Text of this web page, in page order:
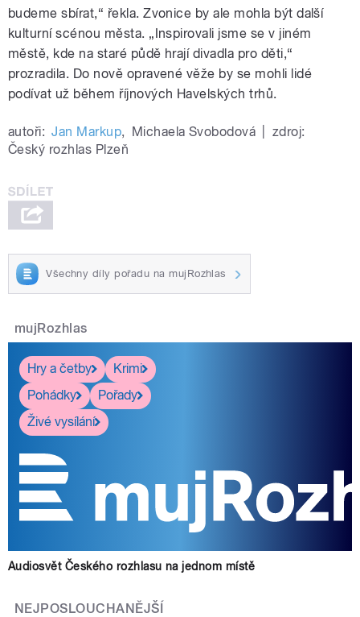
budeme sbírat,“ řekla. Zvonice by ale mohla být další
kulturní scénou města. „Inspirovali jsme se v jiném
městě, kde na staré půdě hrají divadla pro děti,“
prozradila. Do nově opravené věže by se mohli lidé
podívat už během říjnových Havelských trhů.
autoři: Jan Markup, Michaela Svobodová
zdroj:
Český rozhlas Plzeň
Všechny díly pořadu na mujRozhlas
mujRozhlas
Hry a četby
Krimi
Pohádky
Pořady
Živé vysílání
Audiosvět Českého rozhlasu na jednom místě
NEJPOSLOUCHANĚJŠÍ